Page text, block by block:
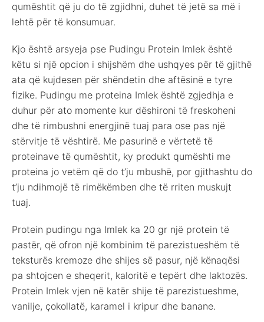
qumështit që ju do të zgjidhni, duhet të jetë sa më i
lehtë për të konsumuar.
Kjo është arsyeja pse Pudingu Protein Imlek është
këtu si një opcion i shijshëm dhe ushqyes për të gjithë
ata që kujdesen për shëndetin dhe aftësinë e tyre
fizike. Pudingu me proteina Imlek është zgjedhja e
duhur për ato momente kur dëshironi të freskoheni
dhe të rimbushni energjinë tuaj para ose pas një
stërvitje të vështirë. Me pasurinë e vërtetë të
proteinave të qumështit, ky produkt qumështi me
proteina jo vetëm që do t’ju mbushë, por gjithashtu do
t’ju ndihmojë të rimëkëmben dhe të rriten muskujt
tuaj.
Protein pudingu nga Imlek ka 20 gr një protein të
pastër, që ofron një kombinim të parezistueshëm të
teksturës kremoze dhe shijes së pasur, një kënaqësi
pa shtojcen e sheqerit, kaloritë e tepërt dhe laktozës.
Protein Imlek vjen në katër shije të parezistueshme,
vanilje, çokollatë, karamel i kripur dhe banane.